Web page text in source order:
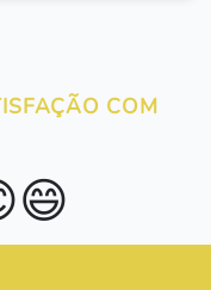
COM
😄